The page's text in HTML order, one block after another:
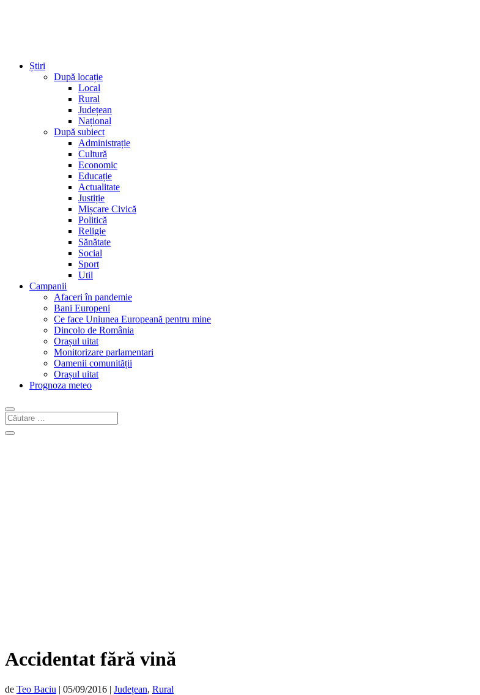
Știri
După locație
Local
Rural
Județean
Național
După subiect
Administrație
Cultură
Economic
Educație
Actualitate
Justiție
Mișcare Civică
Politică
Religie
Sănătate
Social
Sport
Util
Campanii
Afaceri în pandemie
Bani Europeni
Ce face Uniunea Europeană pentru mine
Dincolo de România
Orașul uitat
Monitorizare parlamentari
Oamenii comunității
Orașul uitat
Prognoza meteo
Accidentat fără vină
de Teo Baciu | 05/09/2016 | Județean, Rural